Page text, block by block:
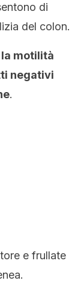
di
del colon.
motilità
negativi
.
e frullate